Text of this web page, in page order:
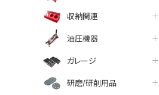
収納関連
油圧機器
ガレージ
研磨/研削用品